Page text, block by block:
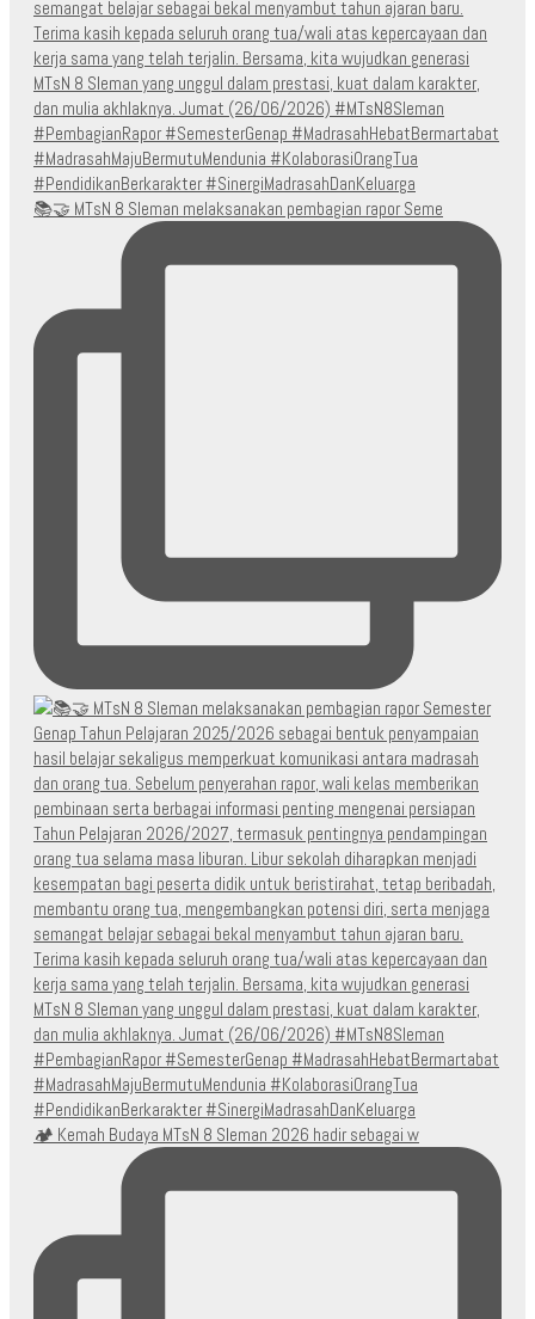
📚🤝 MTsN 8 Sleman melaksanakan pembagian rapor Seme
🏕️ Kemah Budaya MTsN 8 Sleman 2026 hadir sebagai w